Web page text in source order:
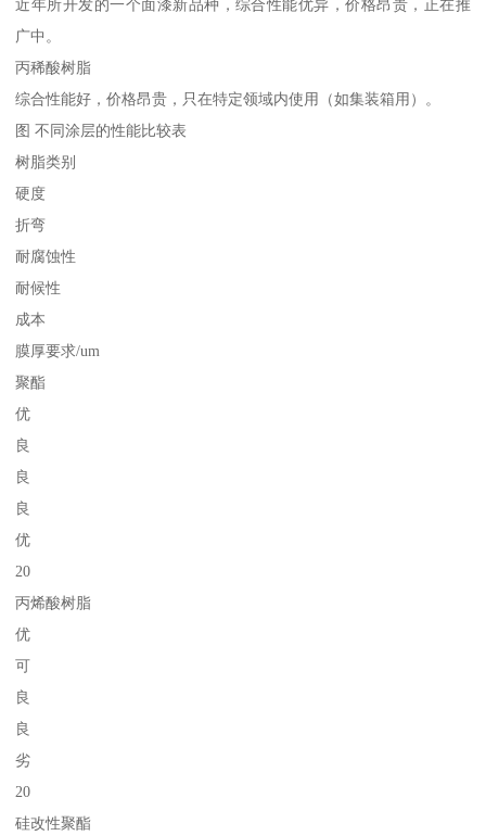
近年所开发的一个面漆新品种，综合性能优异，价格昂贵，正在推
广中。
丙稀酸树脂
综合性能好，价格昂贵，只在特定领域内使用（如集装箱用）。
图 不同涂层的性能比较表
树脂类别
硬度
折弯
耐腐蚀性
耐候性
成本
膜厚要求/um
聚酯
优
良
良
良
优
20
丙烯酸树脂
优
可
良
良
劣
20
硅改性聚酯